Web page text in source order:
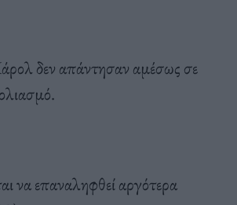
δεν απάντησαν αμέσως σε
να επαναληφθεί αργότερα